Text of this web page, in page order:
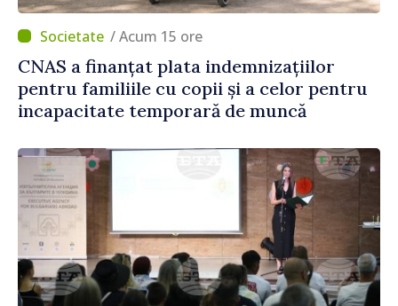
/ Acum 15 ore
CNAS a finanțat plata indemnizațiilor
pentru familiile cu copii și a celor pentru
incapacitate temporară de muncă